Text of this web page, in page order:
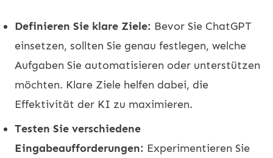
Definieren Sie klare Ziele: Bevor Sie ChatGPT
einsetzen, sollten Sie genau festlegen, welche
Aufgaben Sie automatisieren oder unterstützen
möchten. Klare Ziele helfen dabei, die
Effektivität der KI zu maximieren.
Testen Sie verschiedene
Eingabeaufforderungen: Experimentieren Sie